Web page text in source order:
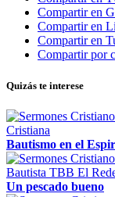
Compartir en
Compartir en
Compartir en
Compartir por
Quizás te interese
Bautismo en el
Un pescado bueno